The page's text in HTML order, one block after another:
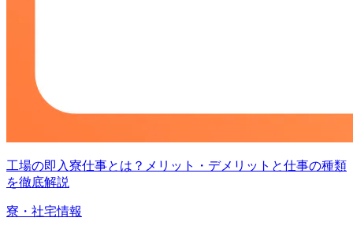
工場の即入寮仕事とは？メリット・デメリットと仕事の種類
を徹底解説
寮・社宅情報